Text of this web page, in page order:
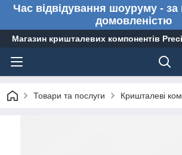
Час відвідування шоуруму -
домовленістю
Магазин кришталевих компонентів
Товари та послуги Кришталеві